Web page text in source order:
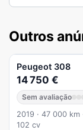
Outros
Peugeot 308
14 750 €
Sem avaliação
2019 · 47 000 km
102 cv